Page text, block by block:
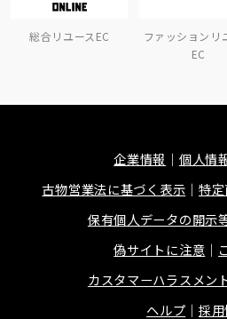
総合リユースEC
ファッションリ
EC
企業情報
個人情
古物営業法に基づく表示
特
保有個人データの開示
偽サイトに注意
カスタマーハラスメン
ヘルプ
採